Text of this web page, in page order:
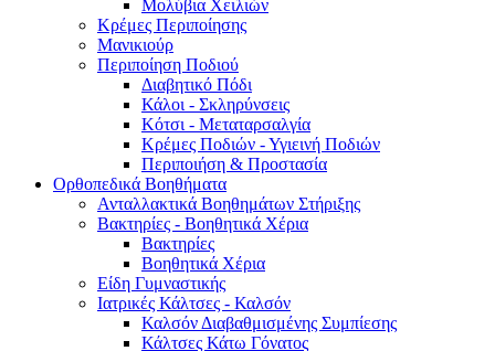
Μολύβια Χειλιών
Κρέμες Περιποίησης
Μανικιούρ
Περιποίηση Ποδιού
Διαβητικό Πόδι
Κάλοι - Σκληρύνσεις
Κότσι - Μεταταρσαλγία
Κρέμες Ποδιών - Υγιεινή Ποδιών
Περιποιήση & Προστασία
Ορθοπεδικά Βοηθήματα
Ανταλλακτικά Βοηθημάτων Στήριξης
Βακτηρίες - Βοηθητικά Χέρια
Βακτηρίες
Βοηθητικά Χέρια
Είδη Γυμναστικής
Ιατρικές Κάλτσες - Καλσόν
Καλσόν Διαβαθμισμένης Συμπίεσης
Κάλτσες Κάτω Γόνατος